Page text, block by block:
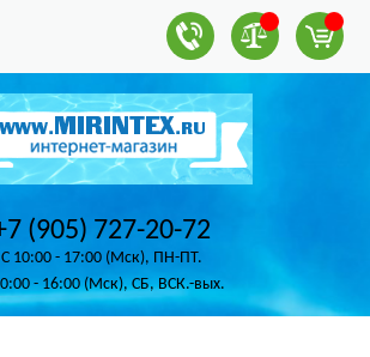
(905) 727-20-72
C 10:00 - 17:00 (Мск), ПН-ПТ.
- 16:00 (Мск), СБ, ВСК.-вых.